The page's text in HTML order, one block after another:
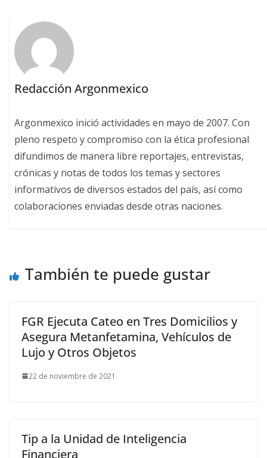
Redacción Argonmexico
Argonmexico inició actividades en mayo de 2007. Con
pleno respeto y compromiso con la ética profesional
difundimos de manera libre reportajes, entrevistas,
crónicas y notas de todos los temas y sectores
informativos de diversos estados del país, así como
colaboraciones enviadas desde otras naciones.
También te puede gustar
FGR Ejecuta Cateo en Tres Domicilios y
Asegura Metanfetamina, Vehículos de
Lujo y Otros Objetos
22 de noviembre de 2021
Tip a la Unidad de Inteligencia
Financiera